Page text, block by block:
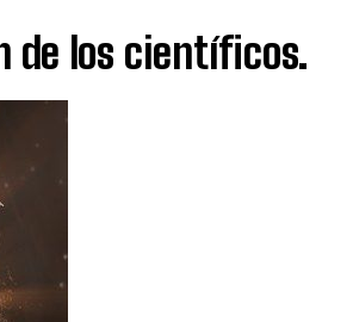
de los científicos.